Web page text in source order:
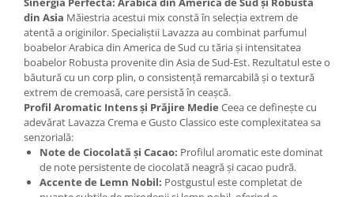
din Asia Măiestria acestui mix constă în selecția extrem de
atentă a originilor. Specialiștii Lavazza au combinat parfumul
boabelor Arabica din America de Sud cu tăria și intensitatea
boabelor Robusta provenite din Asia de Sud-Est. Rezultatul este o
băutură cu un corp plin, o consistență remarcabilă și o textură
extrem de cremoasă, care persistă în ceașcă.
Profil Aromatic Intens și Prăjire Medie Ceea ce definește cu
adevărat Lavazza Crema e Gusto Classico este complexitatea sa
senzorială:
Note de Ciocolată și Cacao: Profilul aromatic este dominat
de note persistente de ciocolată neagră și cacao pudră.
Accente de Lemn Nobil: Postgustul este completat de